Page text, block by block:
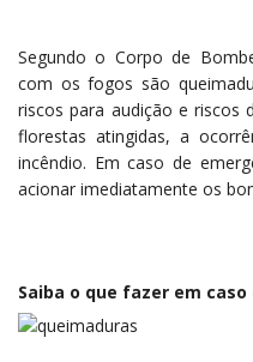
Segundo o Corpo de
com os fogos são
riscos para audição e riscos
florestas atingidas, a
incêndio. Em caso de
acionar imediatamente os
Saiba o que fazer em